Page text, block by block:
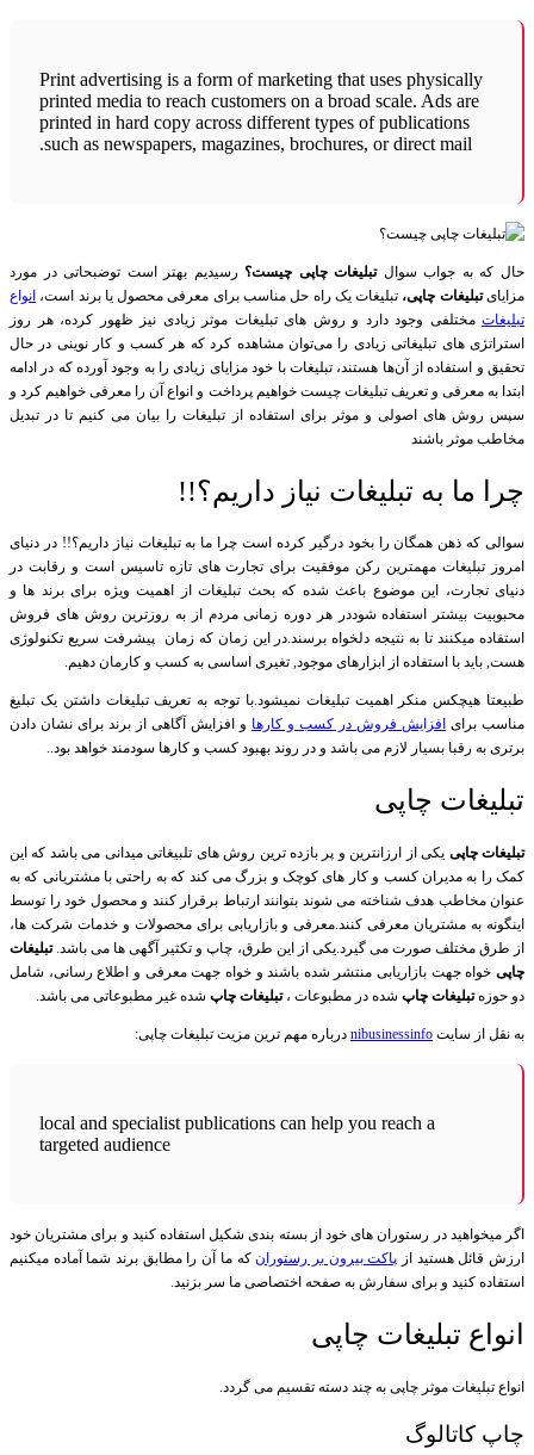
Print advertising is a form of marketing that uses physically
printed media to reach customers on a broad scale. Ads are
printed in hard copy across different types of publications
such as newspapers, magazines, brochures, or direct mail.
حال که به جواب سوالتبلیغات چاپی چیست؟ رسیدیم بهتر است توضبحاتی در مورد
مزایایتبلیغات چاپی، تبلیغات یک راه حل مناسب برای معرفی محصول یا برند است، انواع
تبلیغات مختلفی وجود دارد و روش های تبلیغات موثر زیادی نیز ظهور کرده، هر روز
استراتژی های تبلیغاتی زیادی را می‌‌توان مشاهده کرد که هر کسب و کار نوینی در حال
تحقیق و استفاده از آن‌ها هستند، تبلیغات با خود مزایای زیادی را به وجود آورده که در ادامه
ابتدا به معرفی و تعریف تبلیغات چیست خواهیم پرداخت و انواع آن را معرفی خواهیم کرد و
سپس روش های اصولی و موثر برای استفاده از تبلیغات را بیان می کنیم تا در تبدیل
مخاطب موثر باشند
چرا ما به تبلیغات نیاز داریم؟!!
سوالی که ذهن همگان را بخود درگیر کرده است چرا ما به تبلیغات نیاز داریم؟!! در دنیای
امروز تبلیغات مهمترین رکن موفقیت برای تجارت های تازه تاسیس است و رقابت در
دنیای تجارت، این موضوع باعث شده که بحث تبلیغات از اهمیت ویژه برای برند ها و
محبوبیت بیشتر استفاده شوددر هر دوره زمانی مردم از به روزترین روش های فروش
استفاده میکنند تا به نتیجه دلخواه برسند.در این زمان که زمان پیشرفت سریع تکنولوژی
هست, باید با استفاده از ابزارهای موجود, تغیری اساسی به کسب و کارمان دهیم.
طبیعتا هیچکس منکر اهمیت تبلیغات نمیشود.با توجه به تعریف تبلیغات داشتن یک تبلیغ
مناسب برای افزایش فروش در کسب و کارها و افزایش آگاهی از برند برای نشان دادن
برتری به رقبا بسیار لازم می باشد و در روند بهبود کسب و کارها سودمند خواهد بود..
تبلیغات چاپی
تبلیغات چاپی یکی از ارزانترین و پر بازده ترین روش های تلبیغاتی میدانی می باشد که این
کمک را به مدیران کسب و کار های کوچک و بزرگ می کند که به راحتی با مشتریانی که به
عنوان مخاطب هدف شناخته می شوند بتوانند ارتباط برقرار کنند و محصول خود را توسط
اینگونه به مشتریان معرفی کنند.معرفی و بازاریابی برای محصولات و خدمات شرکت ها،
از طرق مختلف صورت می گیرد.یکی از این طرق، چاپ و تکثیر آگهی ها می باشد.تبلیغات
چاپی خواه جهت بازاریابی منتشر شده باشند و خواه جهت معرفی و اطلاع رسانی، شامل
دو حوزهتبلیغات چاپ شده در مطبوعات ،تبلیغات چاپ شده غیر مطبوعاتی می باشد.
به نقل از سایت nibusinessinfo درباره مهم ترین مزیت تبلیغات چاپی:
local and specialist publications can help you reach a
targeted audience
اگر میخواهید در رستوران های خود از بسته بندی شکیل استفاده کنید و برای مشتریان خود
ارزش قائل هستید از پاکت بیرون بر رستورانکه ما آن را مطابق برند شما آماده میکنیم
استفاده کنید و برای سفارش به صفحه اختصاصی ما سر بزنید.
انواع تبلیغات چاپی
انواع تبلیغات موثر چاپی به چند دسته تقسیم می گردد.
چاپ کاتالوگ